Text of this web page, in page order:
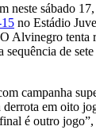
neste sábado
no Estádio
Alvinegro tenta
sequência de
campanha
derrota em oito
é outro